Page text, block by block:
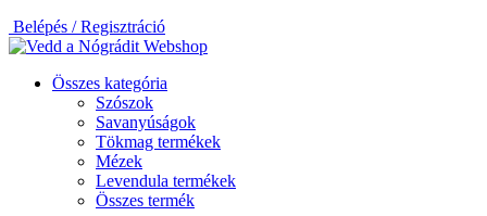
Belépés / Regisztráció
Összes kategória
Szószok
Savanyúságok
Tökmag termékek
Mézek
Levendula termékek
Összes termék